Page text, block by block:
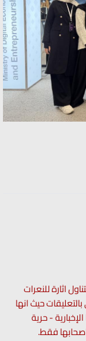
اثارة للنعرات
حيث انها
- حرية
فقط.